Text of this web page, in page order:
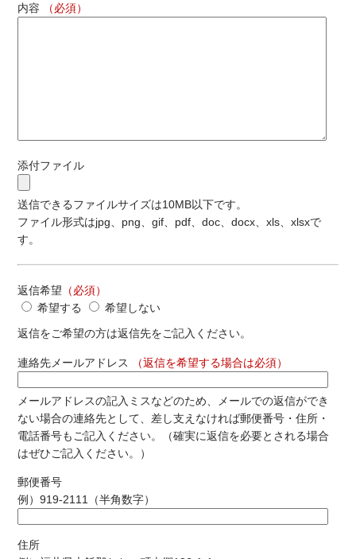
内容 （必須）
添付ファイル
送信できるファイルサイズは10MB以下です。
ファイル形式はjpg、png、gif、pdf、doc、docx、xls、xlsxで
す。
返信希望 （必須）
希望する
希望しない
返信をご希望の方は返信先をご記入ください。
連絡先メールアドレス （返信を希望する場合は必須）
メールアドレスの記入ミスなどのため、メールでの返信ができ
ない場合の連絡先として、差し支えなければ郵便番号・住所・
電話番号もご記入ください。（確実に返信を必要とされる場合
はぜひご記入ください。）
郵便番号
例）919-2111（半角数字）
住所